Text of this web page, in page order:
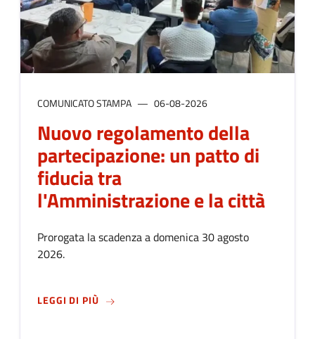
COMUNICATO STAMPA 06-08-2026
Nuovo regolamento della
partecipazione: un patto di
fiducia tra
l'Amministrazione e la città
Prorogata la scadenza a domenica 30 agosto
2026.
LEGGI DI PIÙSUNUOVO REGOLAMENTO DELLA